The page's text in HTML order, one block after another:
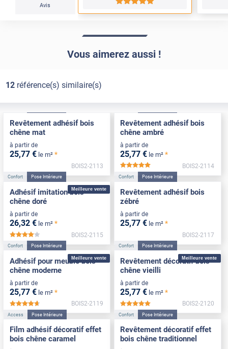
Avis
*****
Vous aimerez aussi !
12référence(s) similaire(s)
Revêtement adhésif bois
chêne mat
à partir de
25,77 € le m² *
BOIS2-2113
Revêtement adhésif bois
chêne ambré
à partir de
25,77 € le m² *
BOIS2-2114
Meilleure vente
Confort Pose Intérieure
Adhésif imitation bois
chêne doré
à partir de
26,32 € le m² *
*****
BOIS2-2115
Confort Pose Intérieure
Revêtement adhésif bois
zébré
à partir de
25,77 € le m² *
BOIS2-2117
Meilleure vente
Confort Pose Intérieure
Adhésif pour meuble bois
chêne moderne
à partir de
25,77 € le m² *
*****
BOIS2-2119
Meilleure vente
Confort Pose Intérieure
Revêtement décoratif bois
chêne vieilli
à partir de
25,77 € le m² *
BOIS2-2120
Access Pose Intérieure
Film adhésif décoratif effet
bois chêne caramel
Confort Pose Intérieure
Revêtement décoratif effet
bois chêne traditionnel